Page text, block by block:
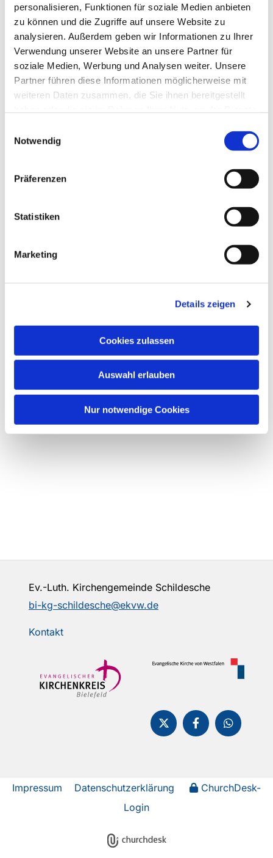
personalisieren, Funktionen für soziale Medien anbieten
zu können und die Zugriffe auf unsere Website zu
analysieren. Außerdem geben wir Informationen zu Ihrer
Verwendung unserer Website an unsere Partner für
soziale Medien, Werbung und Analysen weiter. Unsere
Partner führen diese Informationen möglicherweise mit
weiteren Daten zusammen, die Sie ihnen bereitgestellt
Notwendig
Präferenzen
Statistiken
Marketing
Details zeigen
Cookies zulassen
Auswahl erlauben
Nur notwendige Cookies
Ev.-Luth. Kirchengemeinde Schildesche
bi-kg-schildesche@ekvw.de
Kontakt
Impressum Datenschutzerklärung
ChurchDesk-
Login